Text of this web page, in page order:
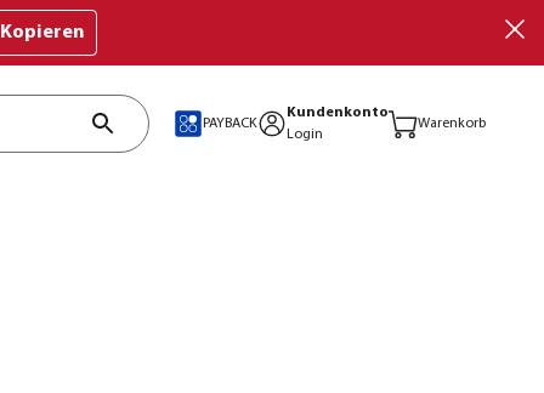
Kopieren
PAYBACK
Kundenkonto
Login
Warenkorb